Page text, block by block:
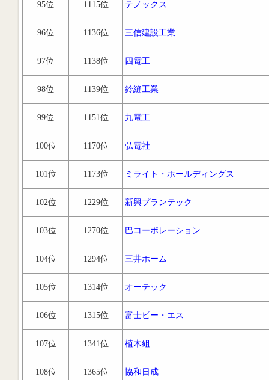
95位 1115位 テノックス
96位 1136位 三信建設工業
97位 1138位 四電工
98位 1139位 鈴縫工業
99位 1151位 九電工
100位 1170位 弘電社
101位 1173位 ミライト・ホールディングス
102位 1229位 新興プランテック
103位 1270位 巴コーポレーション
104位 1294位 三井ホーム
105位 1314位 オーテック
106位 1315位 富士ピー・エス
107位 1341位 植木組
108位 1365位 協和日成